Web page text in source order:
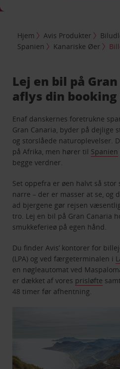
Hjem Avis Produkter
Spanien
Kanariske Øer
Lej en bil på
aflys din
Enaf danskernes foretrukne
Gran Canaria, byder på dejlige
og storslåede naturoplevelser.
på Afrika, men hører til Spanien
begge verdner.
Set oppefra er øen halvt så stor
narre – der er masser at se, og
ad bjergene gør rejsen
tro. Lej en bil på Gran Canaria
smukkeferieø på egen hånd.
Du finder Avis’ kontorer for
(LPA) og ved færgeterminalen i
en nøgleautomat ved
er dækket af vores prisløfte
48 timer før afhentning.